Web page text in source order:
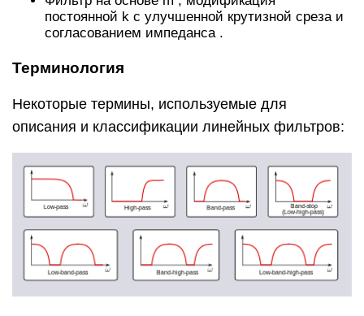
постоянной k с улучшенной крутизной среза и
согласованием импеданса .
Терминология
Некоторые термины, используемые для
описания и классификации линейных фильтров: